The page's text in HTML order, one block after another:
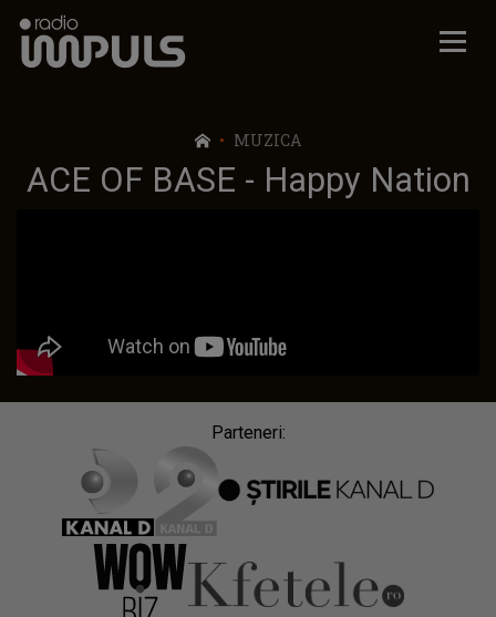
Radio Impuls
MUZICA
ACE OF BASE - Happy Nation
Parteneri: